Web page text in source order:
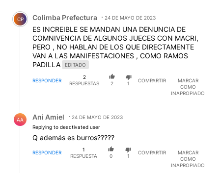
Comentario de Colimba Prefectura.
CP Colimba Prefectura 24 DE MAYO DE 2023
ES INCREIBLE SE MANDAN UNA DENUNCIA DE
COMNIVENCIA DE ALGUNOS JUECES CON MACRI,
PERO , NO HABLAN DE LOS QUE DIRECTAMENTE
VAN A LAS MANIFESTACIONES , COMO RAMOS
PADILLA
EDITADO
RESPONDER
2
RESPUESTAS
2 1
COMPARTIR
MARCAR
COMO
INAPROPIADO
AA Ani Amiel
24 DE MAYO DE 2023
Replying to deactivated user
Q además es burros?????
RESPONDER
1
RESPUESTA
0 1
COMPARTIR
MARCAR
COMO
INAPROPIADO